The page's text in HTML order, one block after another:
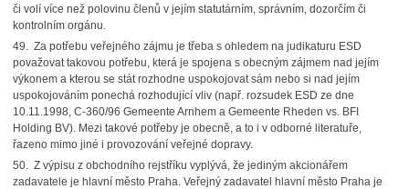
či volí více než polovinu členů v jejím statutárním, správním, dozorčím či
kontrolním orgánu.
49. Za potřebu veřejného zájmu je třeba s ohledem na judikaturu ESD
považovat takovou potřebu, která je spojena s obecným zájmem nad jejím
výkonem a kterou se stát rozhodne uspokojovat sám nebo si nad jejím
uspokojováním ponechá rozhodující vliv (např. rozsudek ESD ze dne
10.11.1998, C-360/96 Gemeente Arnhem a Gemeente Rheden vs. BFI
Holding BV). Mezi takové potřeby je obecně, a to i v odborné literatuře,
řazeno mimo jiné i provozování veřejné dopravy.
50. Z výpisu z obchodního rejstříku vyplývá, že jediným akcionářem
zadavatele je hlavní město Praha. Veřejný zadavatel hlavní město Praha je